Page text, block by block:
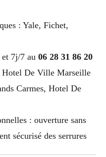
: Yale, Fichet,
7j/7 au 06 28 31 86 20
Hotel De Ville Marseille
Carmes, Hotel De
: ouverture sans
sécurisé des serrures